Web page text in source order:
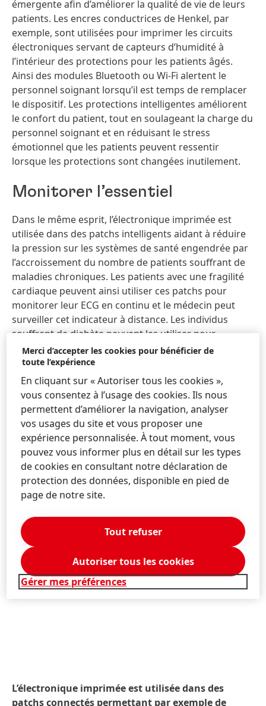
émergente afin d’améliorer la qualité de vie de leurs
patients. Les encres conductrices de Henkel, par
exemple, sont utilisées pour imprimer les circuits
électroniques servant de capteurs d’humidité à
l’intérieur des protections pour les patients âgés.
Ainsi des modules Bluetooth ou Wi-Fi alertent le
personnel soignant lorsqu’il est temps de remplacer
le dispositif. Les protections intelligentes améliorent
le confort du patient, tout en soulageant la charge du
personnel soignant et en réduisant le stress
émotionnel que les patients peuvent ressentir
lorsque les protections sont changées inutilement.
Monitorer l’essentiel
Dans le même esprit, l’électronique imprimée est
utilisée dans des patchs intelligents aidant à réduire
la pression sur les systèmes de santé engendrée par
l’accroissement du nombre de patients souffrant de
maladies chroniques. Les patients avec une fragilité
cardiaque peuvent ainsi utiliser ces patchs pour
monitorer leur ECG en continu et le médecin peut
surveiller cet indicateur à distance. Les individus
souffrant de diabète peuvent les utiliser pour
surveiller leur taux de glucose dans le sang en
permanence plutôt que de prélever un échantillon de
leur sang plusieurs fois dans la journée. Cela permet
d’identifier plus précisément le bon moment pour
recourir à une injection d’insuline.
L’électronique imprimée est utilisée dans des
patchs connectés permettant par exemple de
Merci d’accepter les cookies pour bénéficier de
toute l’expérience
En cliquant sur « Autoriser tous les cookies »,
vous consentez à l’usage des cookies. Ils nous
permettent d’améliorer la navigation, analyser
vos usages du site et vous proposer une
expérience personnalisée. À tout moment, vous
pouvez vous informer plus en détail sur les types
de cookies en consultant notre déclaration de
protection des données, disponible en pied de
page de notre site.
Gérer mes préférences
Tout refuser
Autoriser tous les cookies